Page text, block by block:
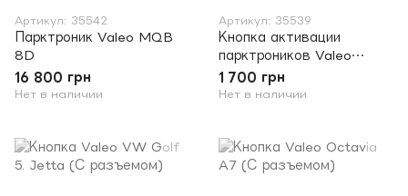
Артикул: 35542
Парктроник Valeo MQB
8D
16 800 грн
Нет в наличии
Артикул: 35539
Кнопка активации
парктроников Valeo
Skoda Superb2 (С
разъемом)
1 700 грн
Нет в наличии